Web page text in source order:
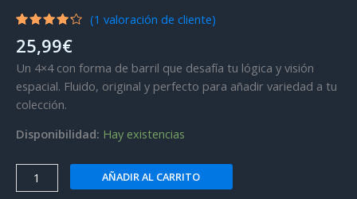
con4.00
de 5 en
base a
valoración
de un
cliente
(1 valoración de cliente)
25,99€
Un 4×4 con forma de barril que desafía tu lógica y visión
espacial. Fluido, original y perfecto para añadir variedad a tu
colección.
Disponibilidad: Hay existencias
ShengShou
4x4
AÑADIR AL CARRITO